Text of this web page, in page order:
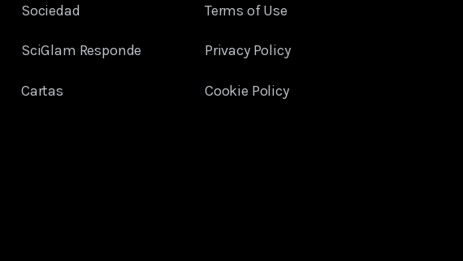
Sociedad
SciGlam Responde
Cartas
Terms of Use
Privacy Policy
Cookie Policy